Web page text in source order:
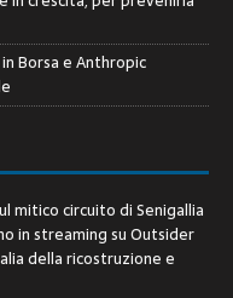
Borsa e Anthropic
mitico circuito di Senigallia
in streaming su Outsider
della ricostruzione e